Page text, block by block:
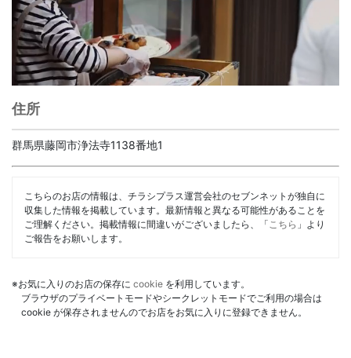
住所
群馬県藤岡市浄法寺1138番地1
こちらのお店の情報は、チラシプラス運営会社のセブンネットが独自に
収集した情報を掲載しています。最新情報と異なる可能性があることを
ご理解ください。掲載情報に間違いがございましたら、「 こちら 」より
ご報告をお願いします。
※お気に入りのお店の保存に cookie を利用しています。
ブラウザのプライベートモードやシークレットモードでご利用の場合は
cookie が保存されませんのでお店をお気に入りに登録できません。